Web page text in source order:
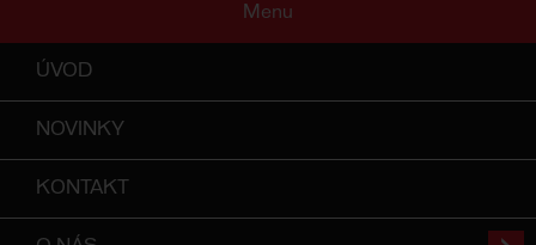
Menu
ÚVOD
NOVINKY
KONTAKT